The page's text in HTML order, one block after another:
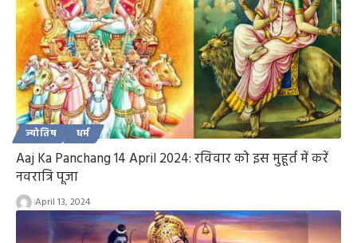
ज्योतिष धर्म
Aaj Ka Panchang 14 April 2024: रविवार को इस मुहूर्त में करें
नवरात्रि पूजा
April 13, 2024